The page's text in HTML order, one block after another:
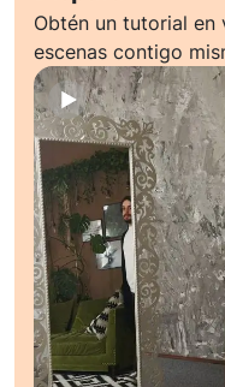
Obtén un tutorial en
escenas contigo